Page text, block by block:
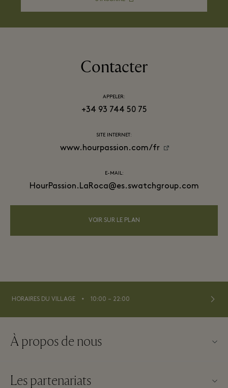
Contacter
APPELER:
+34 93 744 50 75
SITE INTERNET:
www.hourpassion.com/fr
E-MAIL:
HourPassion.LaRoca@es.swatchgroup.com
VOIR SUR LE PLAN
HORAIRES DU VILLAGE ⬩ 10:00 – 22:00
À propos de nous
À propos de La Roca Village
Les partenariats